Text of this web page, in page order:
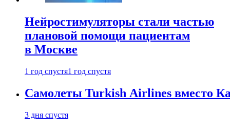
Нейростимуляторы стали частью
плановой помощи пациентам
в Москве
1 год спустя1 год спустя
Самолеты Turkish Airlines вместо
3 дня спустя